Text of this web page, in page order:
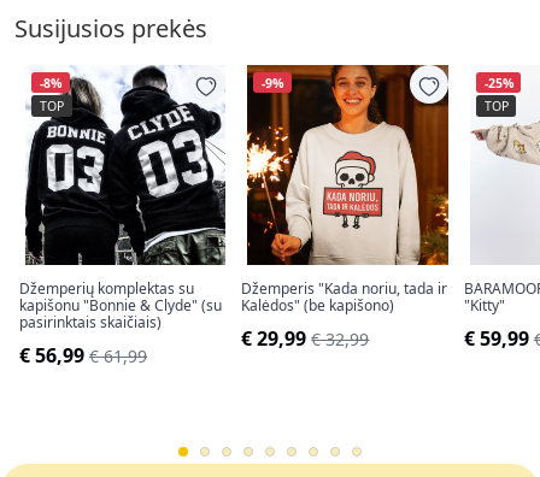
Susijusios prekės
-8%
TOP
Džemperių komplektas su
kapišonu "Bonnie & Clyde" (su
pasirinktais skaičiais)
€ 56,99 € 61,99
-9%
Džemperis "Kada noriu, tada ir
Kalėdos" (be kapišono)
€ 29,99 € 32,99
-25%
TOP
"Kitty"
€ 59,99